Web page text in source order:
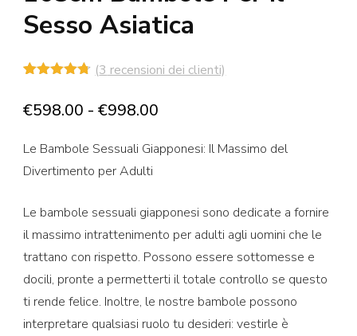
Sesso Asiatica
su base
(3 recensioni dei clienti)
€598.00 - €998.00
prezzo:
a
€998.00
Le Bambole Sessuali Giapponesi: Il Massimo del
Divertimento per Adulti
Le bambole sessuali giapponesi sono dedicate a fornire
il massimo intrattenimento per adulti agli uomini che le
trattano con rispetto. Possono essere sottomesse e
docili, pronte a permetterti il totale controllo se questo
ti rende felice. Inoltre, le nostre bambole possono
interpretare qualsiasi ruolo tu desideri: vestirle è